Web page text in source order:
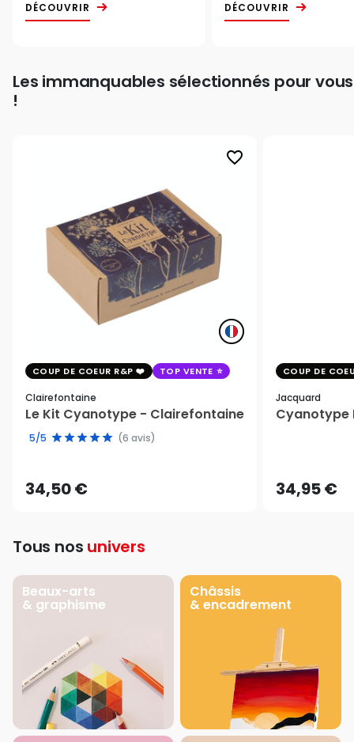
DÉCOUVRIR DÉCOUVRIR
Les immanquables sélectionnés pour vous
!
favorite_border
COUP DE COEUR R&P TOP VENTE
Clairefontaine
Le Kit Cyanotype - Clairefontaine
5/5 (6 avis)
34,50 €
COUP DE
Jacquard
Cyanotype
34,95 €
Tous nos univers
Beaux-arts
& graphisme
Châssis
& encadrement